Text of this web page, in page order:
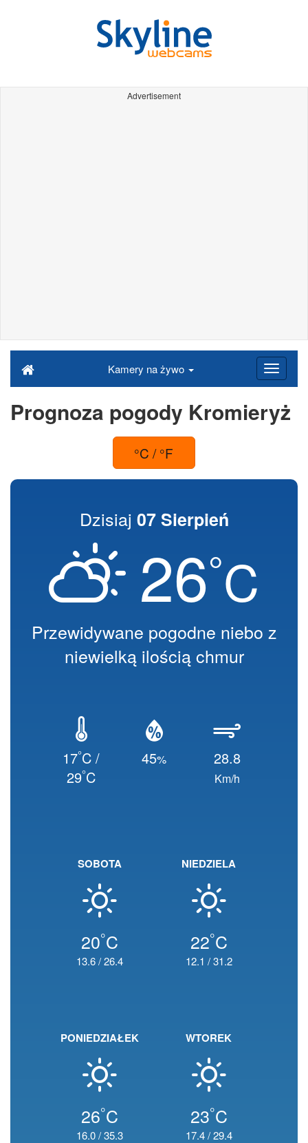
Advertisement
Kamery na żywo
Prognoza pogody Kromieryż
°C / °F
Dzisiaj 07 Sierpień
26°C
Przewidywane pogodne niebo z
niewielką ilością chmur
17°C /
29°C
45% 28.8
Km/h
SOBOTA
20°C
13.6/26.4
NIEDZIELA
22°C
12.1 /31.2
PONIEDZIAŁEK
26°C
16.0/35.3
WTOREK
23°C
17.4/29.4